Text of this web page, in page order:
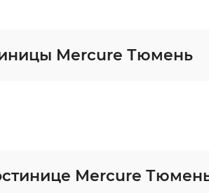
Mercure Тюмень
Mercure